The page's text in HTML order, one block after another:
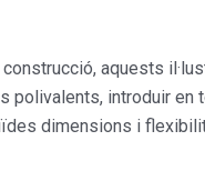
aquests
polivalents, introduir
dimensions i